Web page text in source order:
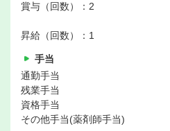
賞与（回数）：2
昇給（回数）：1
手当
通勤手当
残業手当
資格手当
その他手当(薬剤師手当)